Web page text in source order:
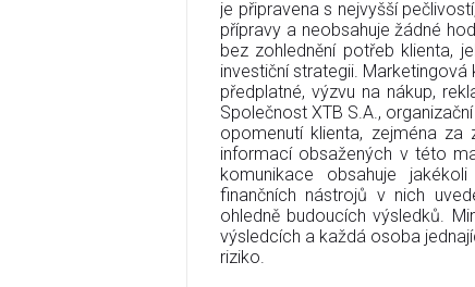
je připravena s nejvyšší
přípravy a neobsahuje žádné
bez zohlednění potřeb klienta,
investiční strategii.
předplatné, výzvu na nákup,
Společnost XTB S.A.,
opomenutí klienta, zejména za
informací obsažených v této
komunikace obsahuje
finančních nástrojů v nich
ohledně budoucích výsledků.
výsledcích a každá osoba
riziko.